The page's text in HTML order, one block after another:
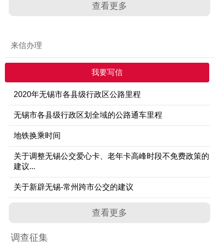
查看更多
来信办理
我要写信
2020年无锡市各县级行政区公路里程
无锡市各县级行政区划全域的公路通车里程
地铁换乘时间
关于调整无锡公交爱心卡、老年卡高峰时段不免费政策的
建议...
关于新辟无锡-常州跨市公交的建议
查看更多
调查征集